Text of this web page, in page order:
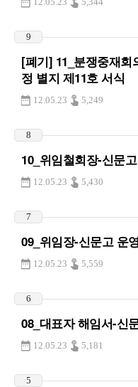
9
[폐기] 11_분쟁중재회
정 별지 제11호 서식
12.05.23 5,249
8
10_위임철회장-신문
12.05.23 5,430
7
09_위임장-신문고 운
12.05.23 5,559
6
08_대표자 해임서-신
12.05.23 5,181
5